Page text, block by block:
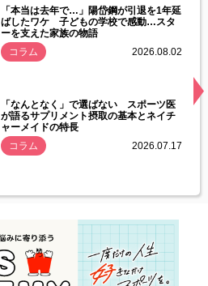
「本当は去年で…」陽岱鋼が引退を1年延
ばしたワケ 子どもの学校で感動…スタ
ーを支えた家族の物語
コラム
2026.08.02
「なんとなく」で選ばない スポーツ医
が語るサプリメント摂取の基本とネイチ
ャーメイドの特長
コラム
2026.07.17